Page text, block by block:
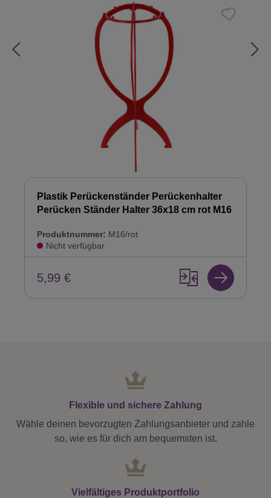
Plastik Perückenständer Perückenhalter
Perücken Ständer Halter 36x18 cm rot M16
Produktnummer: M16/rot
Nicht verfügbar
5,99 €
Flexible und sichere Zahlung
Wähle deinen bevorzugten Zahlungsanbieter und zahle
so, wie es für dich am bequemsten ist.
Vielfältiges Produktportfolio